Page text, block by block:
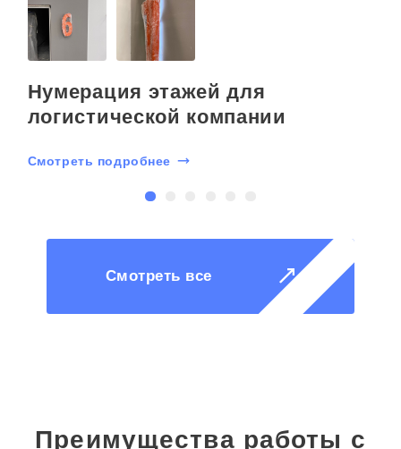
Нумерация этажей для
логистической компании
Смотреть подробнее
Смотреть все
Преимущества работы с